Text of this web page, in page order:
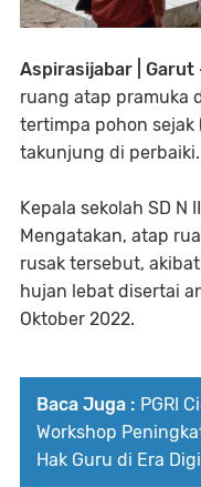
Aspirasijabar | Garut
ruang atap pramuka
tertimpa pohon
takunjung di
Kepala sekolah SD N
Mengatakan, atap
rusak tersebut,
hujan lebat disertai
Oktober 2022.
Baca Juga : PGRI
Workshop
Hak Guru di Era